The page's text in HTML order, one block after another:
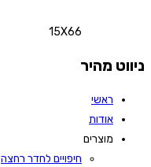
15X66
ניווט מהיר
ראשי
אודות
מוצרים
חיפויים לחדר רחצה